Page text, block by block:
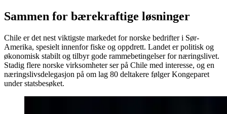
Sammen for bærekraftige løsninger
Chile er det nest viktigste markedet for norske bedrifter i Sør-
Amerika, spesielt innenfor fiske og oppdrett. Landet er politisk og
økonomisk stabilt og tilbyr gode rammebetingelser for næringslivet.
Stadig flere norske virksomheter ser på Chile med interesse, og en
næringslivsdelegasjon på om lag 80 deltakere følger Kongeparet
under statsbesøket.